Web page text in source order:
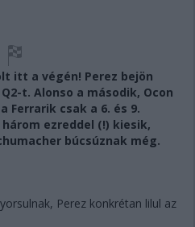
itt a végén! Perez bejön
t. Alonso a második, Ocon
Ferrarik csak a 6. és 9.
ezreddel (!) kiesik,
búcsúznak még.
Perez konkrétan lilul az